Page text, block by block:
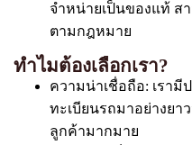
จำหน่ายเป็นของแท้ ส
ตามกฎหมาย
ทำไมต้องเลือกเรา?
ความน่าเชื่อถือ: เรามี
ทะเบียนรถมาอย่างยา
ลูกค้ามากมาย